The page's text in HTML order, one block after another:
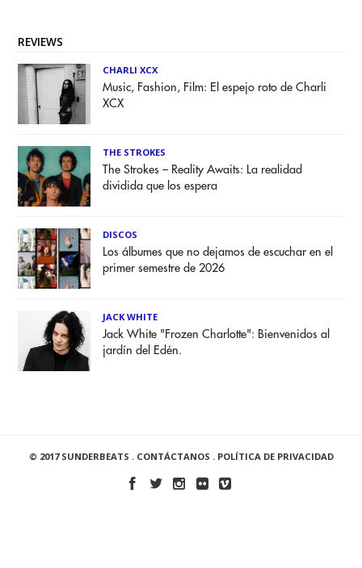
REVIEWS
CHARLI XCX
Music, Fashion, Film: El espejo roto de Charli
XCX
THE STROKES
The Strokes – Reality Awaits: La realidad
dividida que los espera
DISCOS
Los álbumes que no dejamos de escuchar en el
primer semestre de 2026
JACK WHITE
Jack White "Frozen Charlotte": Bienvenidos al
jardín del Edén.
© 2017 SUNDERBEATS . CONTÁCTANOS . POLÍTICA DE PRIVACIDAD